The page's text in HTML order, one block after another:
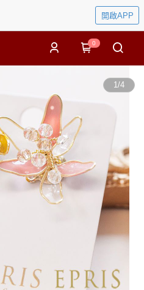
開啟APP
0
1/4